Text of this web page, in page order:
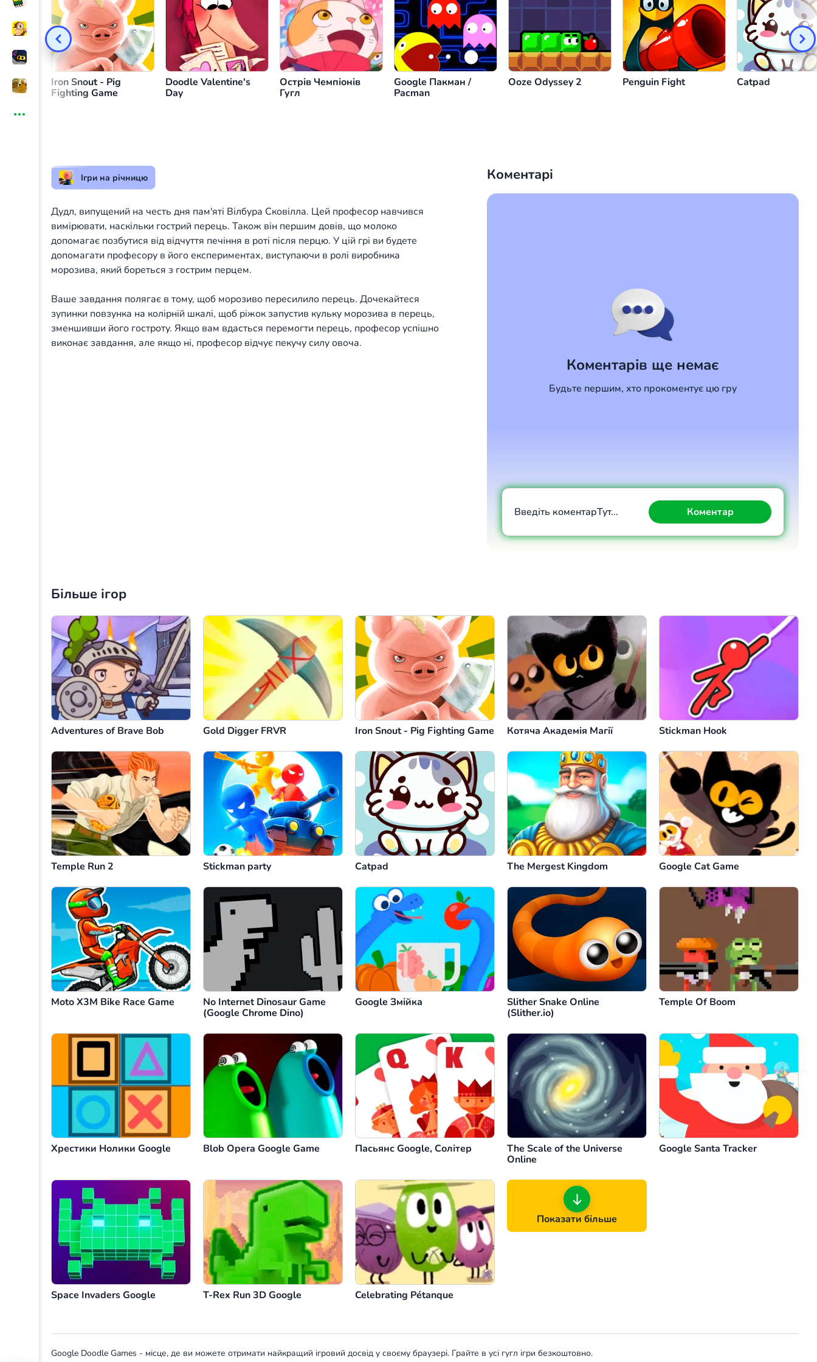
Кидання морозива в перець або або або або або або або
Iron Snout - Pig
Fighting Game
Doodle Valentine's
Day
Острів Чемпіонів
Гугл
Google Пакман /
Pacman
Ooze Odyssey 2 Penguin Fight Catpad
Ігри на річницю
Дудл, випущений на честь дня пам'яті Вілбура Сковілла. Цей професор навчився
вимірювати, наскільки гострий перець. Також він першим довів, що молоко
допомагає позбутися від відчуття печіння в роті після перцю. У цій грі ви будете
допомагати професору в його експериментах, виступаючи в ролі виробника
морозива, який бореться з гострим перцем.
Ваше завдання полягає в тому, щоб морозиво пересилило перець. Дочекайтеся
зупинки повзунка на колірній шкалі, щоб ріжок запустив кульку морозива в перець,
зменшивши його гостроту. Якщо вам вдасться перемогти перець, професор успішно
виконає завдання, але якщо ні, професор відчує пекучу силу овоча.
Коментарі
Коментарів ще немає
Будьте першим, хто прокоментує цю гру
Введіть коментарТут... Коментар
Скасувати Коментар
Більше ігор
Adventures of Brave Bob Gold Digger FRVR Iron Snout - Pig Fighting Game Котяча Академія Магії Stickman Hook
Temple Run 2 Stickman party Catpad The Mergest Kingdom Google Cat Game
Moto X3M Bike Race Game
No Internet Dinosaur Game
(Google Chrome Dino)
Google Змійка
Slither Snake Online
(Slither.io)
Temple Of Boom
Хрестики Нолики Google Blob Opera Google Game Пасьянс Google, Солітер
The Scale of the Universe
Online
Google Santa Tracker
Space Invaders Google T-Rex Run 3D Google Celebrating Pétanque
Показати більше
Google Doodle Games - місце, де ви можете отримати найкращий ігровий досвід у своєму браузері. Грайте в усі гугл ігри безкоштовно.